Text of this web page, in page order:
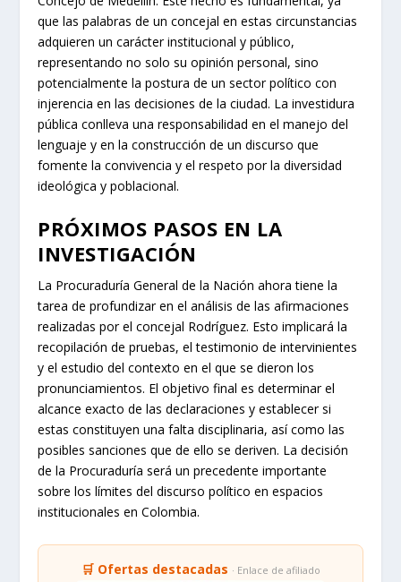
que las palabras de un concejal en estas circunstancias
adquieren un carácter institucional y público,
representando no solo su opinión personal, sino
potencialmente la postura de un sector político con
injerencia en las decisiones de la ciudad. La investidura
pública conlleva una responsabilidad en el manejo del
lenguaje y en la construcción de un discurso que
fomente la convivencia y el respeto por la diversidad
ideológica y poblacional.
PRÓXIMOS PASOS EN LA
INVESTIGACIÓN
La Procuraduría General de la Nación ahora tiene la
tarea de profundizar en el análisis de las afirmaciones
realizadas por el concejal Rodríguez. Esto implicará la
recopilación de pruebas, el testimonio de intervinientes
y el estudio del contexto en el que se dieron los
pronunciamientos. El objetivo final es determinar el
alcance exacto de las declaraciones y establecer si
estas constituyen una falta disciplinaria, así como las
posibles sanciones que de ello se deriven. La decisión
de la Procuraduría será un precedente importante
sobre los límites del discurso político en espacios
institucionales en Colombia.
🛒 Ofertas destacadas · Enlace de afiliado